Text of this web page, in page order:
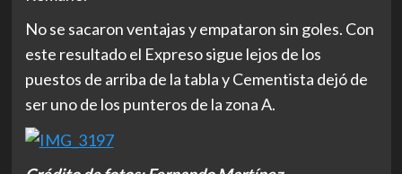
No se sacaron ventajas y empataron sin goles. Con
este resultado el Expreso sigue lejos de los
puestos de arriba de la tabla y Cementista dejó de
ser uno de los punteros de la zona A.